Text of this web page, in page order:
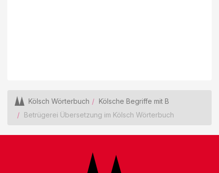
Kölsch Wörterbuch
Kölsche Begriffe mit B
Betrügerei Übersetzung im Kölsch Wörterbuch